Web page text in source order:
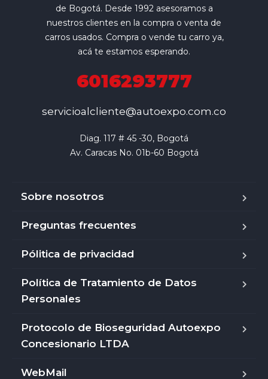
de Bogotá. Desde 1992 asesoramos a
nuestros clientes en la compra o venta de
carros usados. Compra o vende tu carro ya,
acá te estamos esperando.
6016293777
servicioalcliente@autoexpo.com.co
Diag. 117 # 45 -30, Bogotá
Av. Caracas No. 01b-60 Bogotá
Sobre nosotros
Preguntas frecuentes
Pólitica de privacidad
Política de Tratamiento de Datos
Personales
Protocolo de Bioseguridad Autoexpo
Concesionario LTDA
WebMail